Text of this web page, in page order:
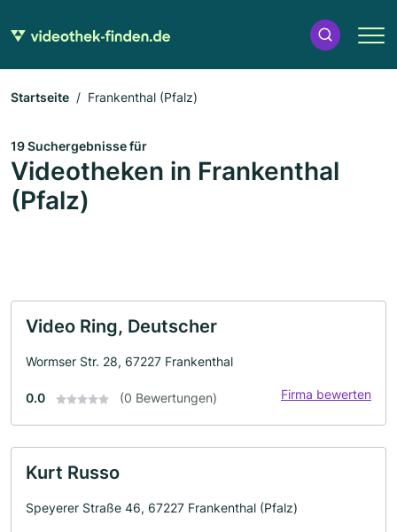
Startseite Frankenthal (Pfalz)
19 Suchergebnisse für
Videotheken in Frankenthal
(Pfalz)
Video Ring, Deutscher
Wormser Str. 28, 67227 Frankenthal
0.0 (0 Bewertungen) Firma bewerten
Kurt Russo
Speyerer Straße 46, 67227 Frankenthal (Pfalz)